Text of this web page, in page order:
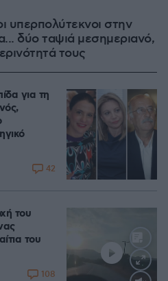
υπερπολύτεκνοι στην
δύο ταψιά μεσημεριανό,
τους
για τη
42
του
του
108